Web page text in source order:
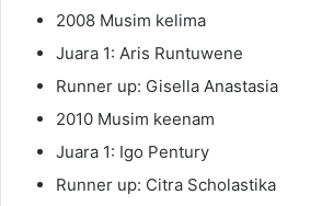
2008 Musim kelima
Juara 1: Aris Runtuwene
Runner up: Gisella Anastasia
2010 Musim keenam
Juara 1: Igo Pentury
Runner up: Citra Scholastika